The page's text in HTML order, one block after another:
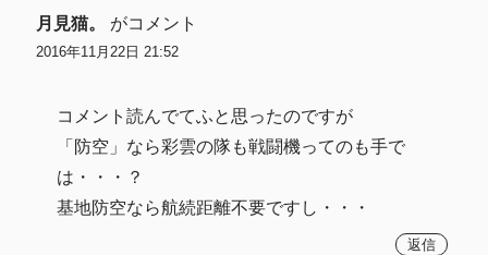
月見猫。 がコメント
2016年11月22日 21:52
コメント読んでてふと思ったのですが
「防空」なら彩雲の隊も戦闘機ってのも手で
は・・・？
基地防空なら航続距離不要ですし・・・
返信